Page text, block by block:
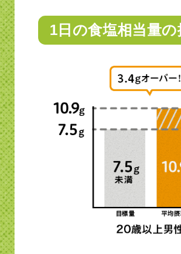
1日の食塩相当量の